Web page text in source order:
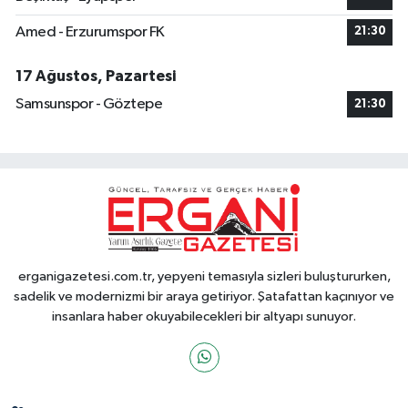
Amed - Erzurumspor FK 21:30
17 Ağustos, Pazartesi
Samsunspor - Göztepe
21:30
erganigazetesi.com.tr, yepyeni temasıyla sizleri buluştururken,
sadelik ve modernizmi bir araya getiriyor. Şatafattan kaçınıyor ve
insanlara haber okuyabilecekleri bir altyapı sunuyor.